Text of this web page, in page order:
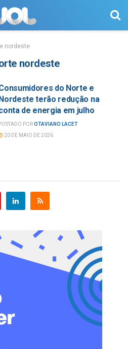
nordeste
nordeste
do Norte e
terão redução na
de energia em julho
POSTADO POROTAVIANO LACET
20 DE MAIO DE 2026